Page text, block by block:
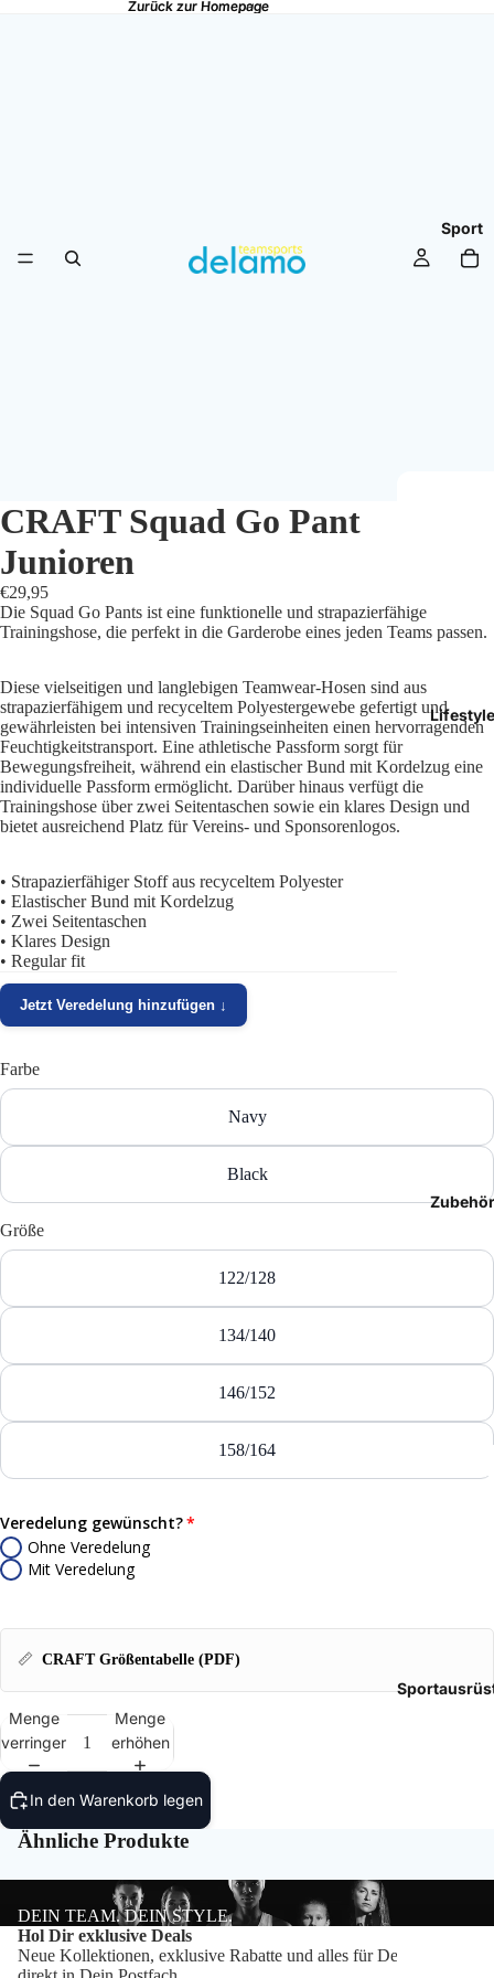
Zurück zur Homepage
Zurück zur Homepage
Sport
Lifestyle
Hosen
Shorts
Zubehör
CRAFT Squad Go Pant
Junioren
€29,95
Die Squad Go Pants ist eine funktionelle und strapazierfähige
Trainingshose, die perfekt in die Garderobe eines jeden Teams passen.
Diese vielseitigen und langlebigen Teamwear-Hosen sind aus
strapazierfähigem und recyceltem Polyestergewebe gefertigt und
gewährleisten bei intensiven Trainingseinheiten einen hervorragenden
Feuchtigkeitstransport. Eine athletische Passform sorgt für
Bewegungsfreiheit, während ein elastischer Bund mit Kordelzug eine
individuelle Passform ermöglicht. Darüber hinaus verfügt die
Trainingshose über zwei Seitentaschen sowie ein klares Design und
bietet ausreichend Platz für Vereins- und Sponsorenlogos.
• Strapazierfähiger Stoff aus recyceltem Polyester
• Elastischer Bund mit Kordelzug
• Zwei Seitentaschen
• Klares Design
• Regular fit
Jetzt Veredelung hinzufügen ↓
Farbe
Navy
Black
Größe
122/128
134/140
146/152
158/164
Veredelung gewünscht?
Ohne Veredelung
Mit Veredelung
📏 CRAFT Größentabelle (PDF)
Menge
verringern
Menge
erhöhen
In den Warenkorb legen
Ähnliche Produkte
DEIN TEAM. DEIN STYLE.
Hol Dir exklusive Deals
Neue Kollektionen, exklusive Rabatte und alles für Dein Team –
Datenschutzerklärung
Impressum